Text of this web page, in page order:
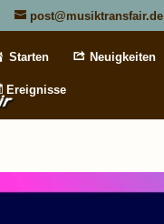
post@musiktransfair.de
Starten Neuigkeiten
Ereignisse